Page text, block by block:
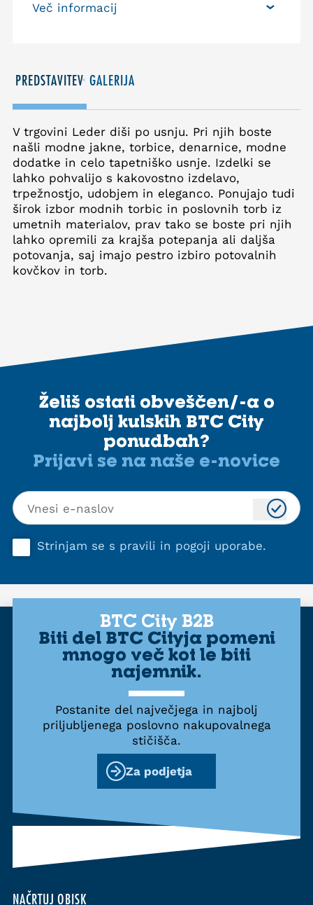
Več informacij
PREDSTAVITEV GALERIJA
V trgovini Leder diši po usnju. Pri njih boste
našli modne jakne, torbice, denarnice, modne
dodatke in celo tapetniško usnje. Izdelki se
lahko pohvalijo s kakovostno izdelavo,
trpežnostjo, udobjem in eleganco. Ponujajo tudi
širok izbor modnih torbic in poslovnih torb iz
umetnih materialov, prav tako se boste pri njih
lahko opremili za krajša potepanja ali daljša
potovanja, saj imajo pestro izbiro potovalnih
kovčkov in torb.
Želiš ostati obveščen/-a o
najbolj kulskih BTC City
ponudbah?
Prijavi se na naše e-novice
Strinjam se s pravili in pogoji uporabe.
NAČRTUJ OBISK
BTC City B2B
Biti del BTC Cityja pomeni
mnogo več kot le biti
najemnik.
Postanite del največjega in najbolj
priljubljenega poslovno nakupovalnega
stičišča.
Za podjetja